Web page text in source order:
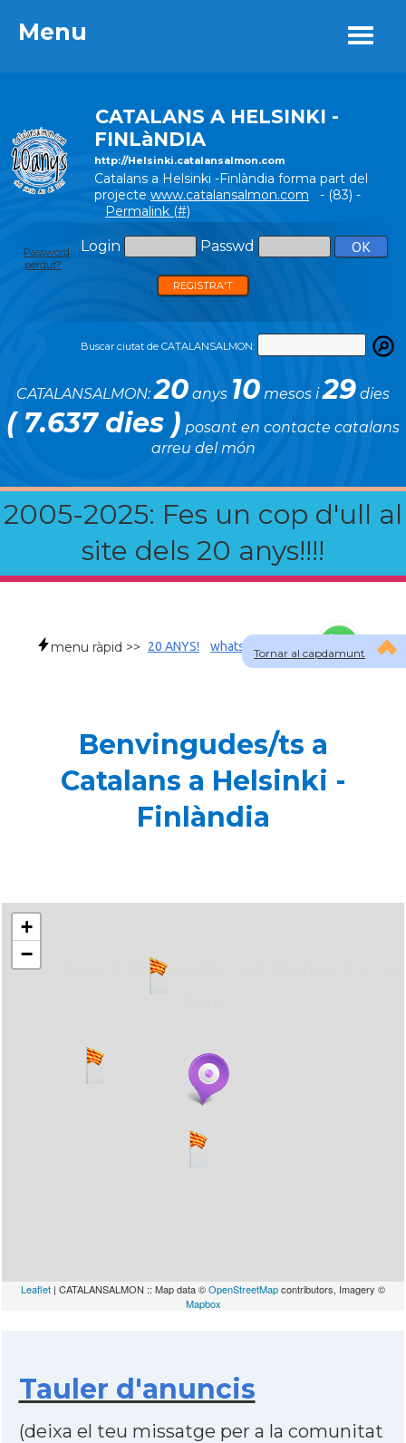
Menu
CATALANS A HELSINKI -
FINLàNDIA
http://Helsinki.catalansalmon.com
Catalans a Helsinki -Finlàndia forma part del
projecte www.catalansalmon.com - (83) -
Permalink (#)
Login Passwd
Password
perdut?
REGISTRA'T
Buscar ciutat de CATALANSALMON:
CATALANSALMON:20 anys 10 mesos i29 dies
( 7.637 dies ) posant en contacte catalans
arreu del món
2005-2025: Fes un cop d'ull al
site dels 20 anys!!!!
Menu
Tornar al capdamunt
menu ràpid >> 20 ANYS! whatsapp
Benvingudes/ts a
Catalans a Helsinki -
Finlàndia
... carregant 484 webs... un moment si us
+
−
Leaflet | CATALANSALMON :: Map data ©OpenStreetMapcontributors, Imagery ©
Mapbox
Tauler d'anuncis
(deixa el teu missatge per a la comunitat